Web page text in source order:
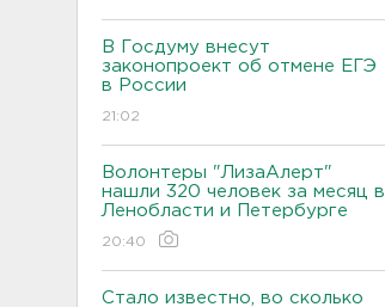
В Госдуму внесут
законопроект об отмене ЕГЭ
в России
21:02
Волонтеры "ЛизаАлерт"
нашли 320 человек за месяц в
Ленобласти и Петербурге
20:40
Стало известно, во сколько